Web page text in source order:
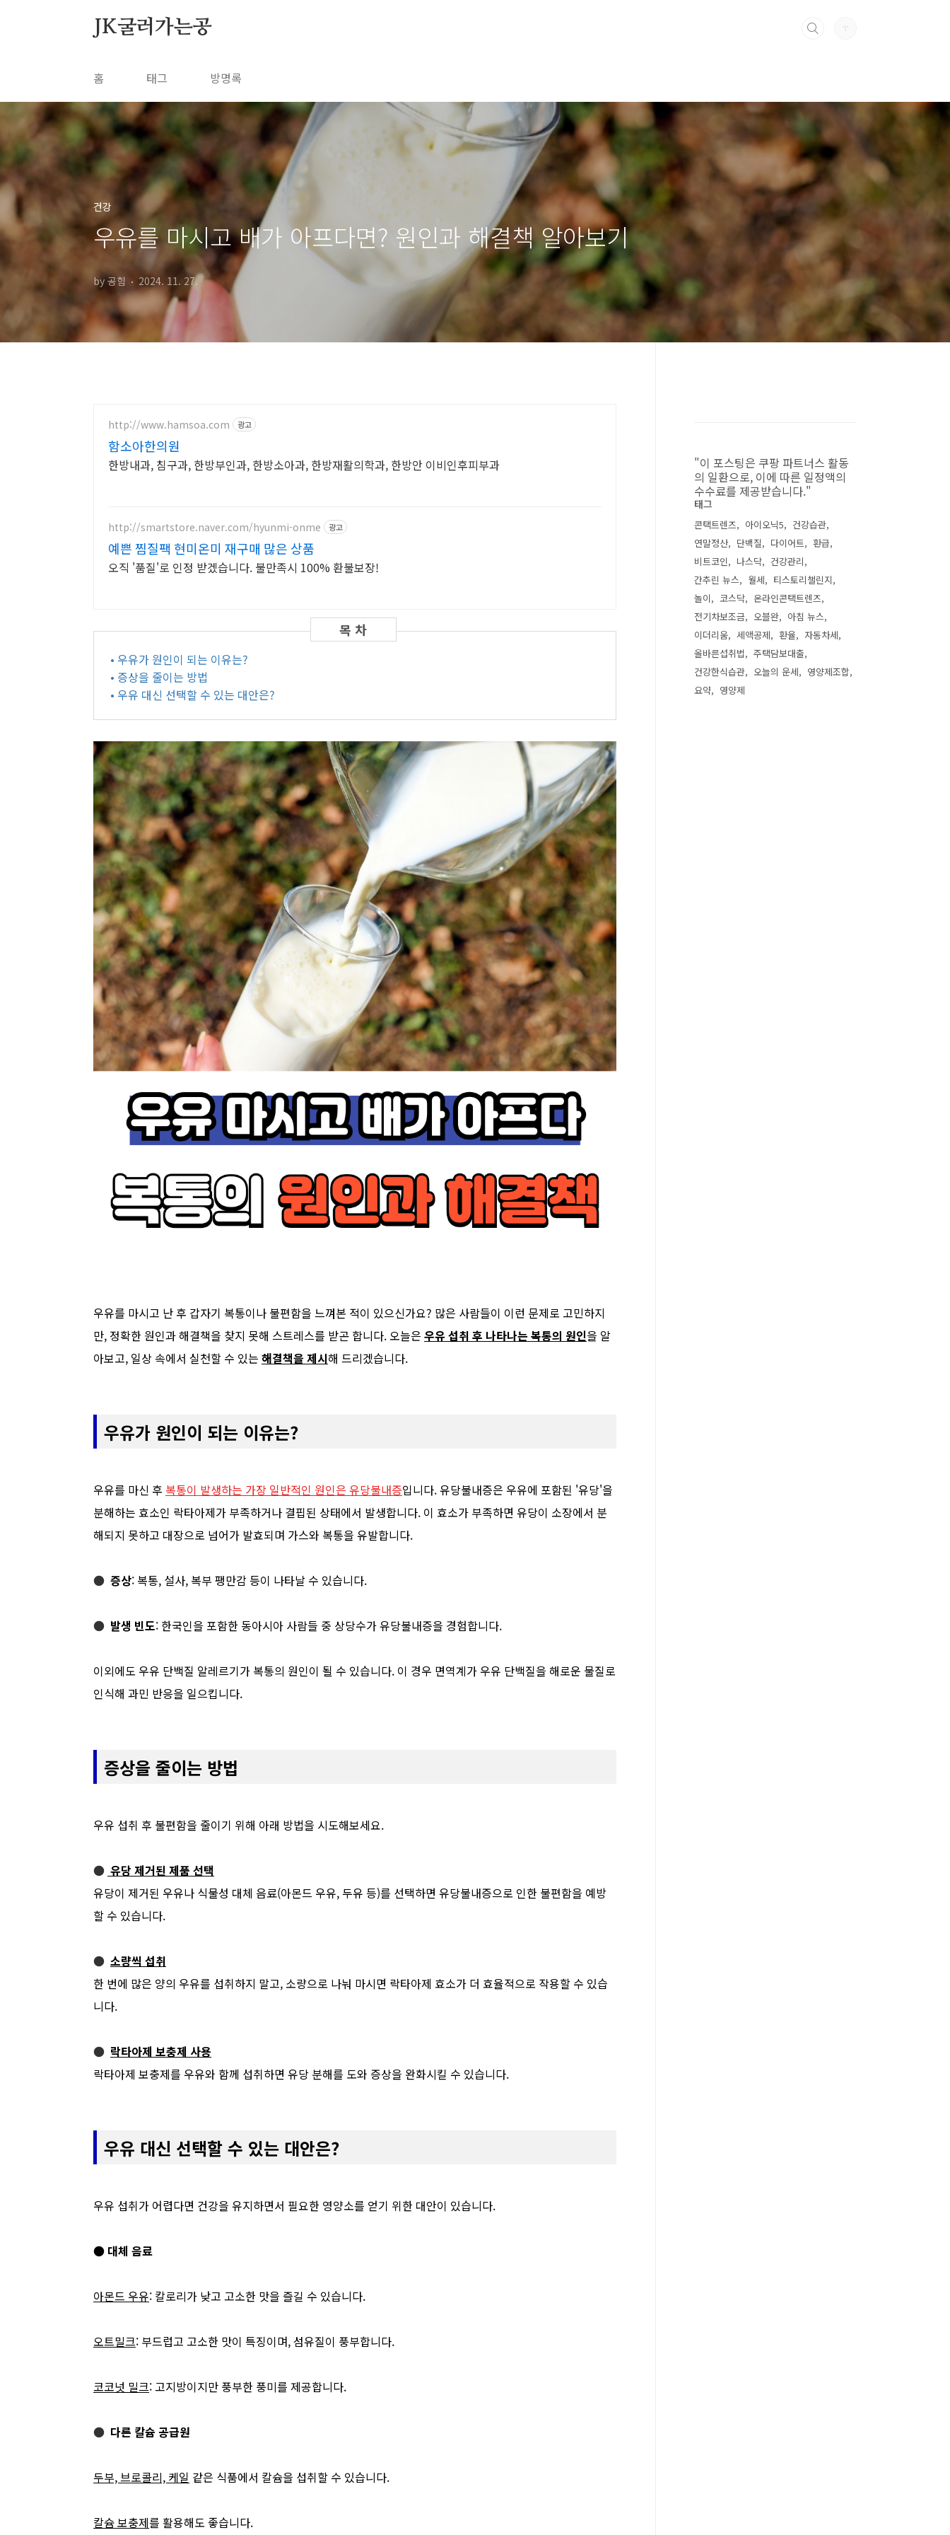
JK굴러가는공
홈 태그 방명록
건강
우유를 마시고 배가 아프다면? 원인과 해결책 알아보기
by 공힘 2024. 11. 27.
http://www.hamsoa.com 광고
함소아한의원
한방내과, 침구과, 한방부인과, 한방소아과, 한방재활의학과, 한방안 이비인후피부과
http://smartstore.naver.com/hyunmi-onme 광고
예쁜 찜질팩 현미온미 재구매 많은 상품
오직 '품질'로 인정 받겠습니다. 불만족시 100% 환불보장!
• 우유가 원인이 되는 이유는?
• 증상을 줄이는 방법
• 우유 대신 선택할 수 있는 대안은?
우유를 마시고 난 후 갑자기 복통이나 불편함을 느껴본 적이 있으신가요? 많은 사람들이 이런 문제로 고민하지
만, 정확한 원인과 해결책을 찾지 못해 스트레스를 받곤 합니다. 오늘은 우유 섭취 후 나타나는 복통의 원인을 알
아보고, 일상 속에서 실천할 수 있는 해결책을 제시해 드리겠습니다.
우유가 원인이 되는 이유는?
우유를 마신 후 복통이 발생하는 가장 일반적인 원인은 유당불내증입니다. 유당불내증은 우유에 포함된 '유당'을
분해하는 효소인 락타아제가 부족하거나 결핍된 상태에서 발생합니다. 이 효소가 부족하면 유당이 소장에서 분
해되지 못하고 대장으로 넘어가 발효되며 가스와 복통을 유발합니다.
● 증상: 복통, 설사, 복부 팽만감 등이 나타날 수 있습니다.
● 발생 빈도: 한국인을 포함한 동아시아 사람들 중 상당수가 유당불내증을 경험합니다.
이외에도 우유 단백질 알레르기가 복통의 원인이 될 수 있습니다. 이 경우 면역계가 우유 단백질을 해로운 물질로
인식해 과민 반응을 일으킵니다.
증상을 줄이는 방법
우유 섭취 후 불편함을 줄이기 위해 아래 방법을 시도해보세요.
● 유당 제거된 제품 선택
유당이 제거된 우유나 식물성 대체 음료(아몬드 우유, 두유 등)를 선택하면 유당불내증으로 인한 불편함을 예방
할 수 있습니다.
● 소량씩 섭취
한 번에 많은 양의 우유를 섭취하지 말고, 소량으로 나눠 마시면 락타아제 효소가 더 효율적으로 작용할 수 있습
니다.
● 락타아제 보충제 사용
락타아제 보충제를 우유와 함께 섭취하면 유당 분해를 도와 증상을 완화시킬 수 있습니다.
우유 대신 선택할 수 있는 대안은?
우유 섭취가 어렵다면 건강을 유지하면서 필요한 영양소를 얻기 위한 대안이 있습니다.
● 대체 음료
아몬드 우유: 칼로리가 낮고 고소한 맛을 즐길 수 있습니다.
오트밀크: 부드럽고 고소한 맛이 특징이며, 섬유질이 풍부합니다.
코코넛 밀크: 고지방이지만 풍부한 풍미를 제공합니다.
● 다른 칼슘 공급원
두부, 브로콜리, 케일 같은 식품에서 칼슘을 섭취할 수 있습니다.
칼슘 보충제를 활용해도 좋습니다.
"이 포스팅은 쿠팡 파트너스 활동
의 일환으로, 이에 따른 일정액의
수수료를 제공받습니다."
태그
콘택트렌즈 아이오닉5
건강습관
연말정산
단백질 다이어트
환급
비트코인
나스닥
건강관리
간추린 뉴스
월세
티스토리챌린지
놀이
코스닥
온라인콘택트렌즈
전기차보조금
오블완
아침 뉴스
이더리움
세액공제 환율
자동차세
올바른섭취법
주택담보대출
건강한식습관
오늘의 운세
영양제조합
요약
영양제